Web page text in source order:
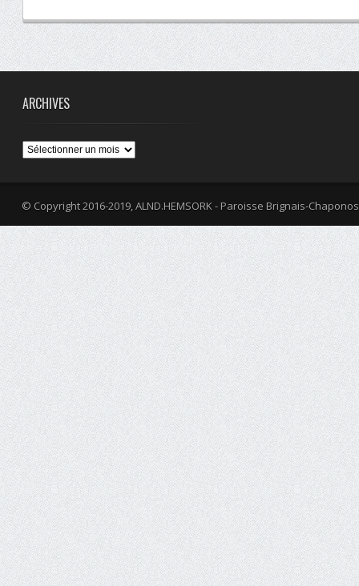
ARCHIVES
Archives
© Copyright 2016-2019, ALND.HEMSORK - Paroisse Brignais-